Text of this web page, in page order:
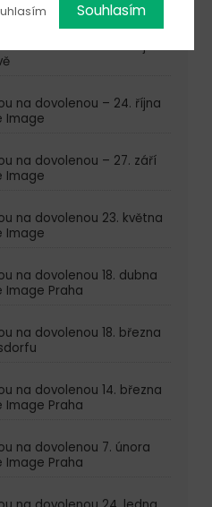
na dovolenou – 24. října
na dovolenou – 24. října
Image
na dovolenou – 27. září
Image
na dovolenou 23. května
Image
na dovolenou 18. dubna
Image Praha
na dovolenou 18. března
na dovolenou 14. března
Image Praha
na dovolenou 7. února
Image Praha
Souhlasím